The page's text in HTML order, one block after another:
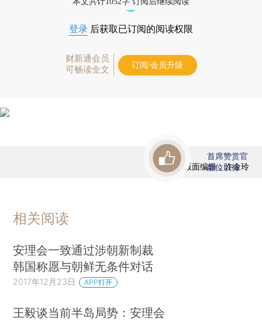
登录 后获取已订阅的阅读权限
财新通会员
可畅读全文
订阅/会员升级
版面编辑：许金玲
首席赞赏官
虚位以待
相关阅读
安理会一致通过涉朝新制裁
韩国称愿与朝鲜无条件对话
2017年12月23日 APP打开
王毅谈当前半岛局势：安理会